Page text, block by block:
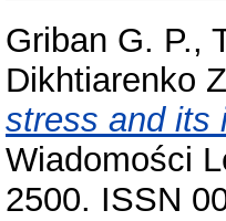
Griban G. P.,
Dikhtiarenko
stress and its
Wiadomości
2500. ISSN